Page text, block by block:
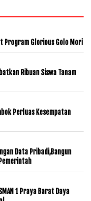
Program Glorious Golo Mori
Ribuan Siswa Tanam
Perluas Kesempatan
Data Pribadi,Bangun
1 Praya Barat Daya